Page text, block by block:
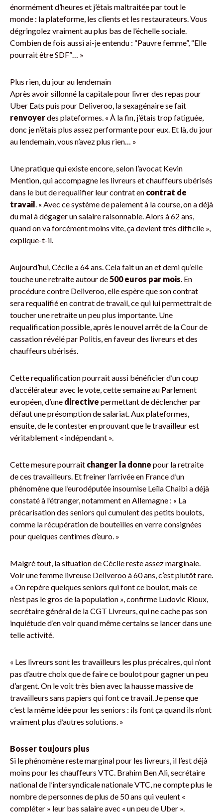
énormément d’heures et j’étais maltraitée par tout le
monde : la plateforme, les clients et les restaurateurs. Vous
dégringolez vraiment au plus bas de l’échelle sociale.
Combien de fois aussi ai-je entendu : “Pauvre femme”, “Elle
pourrait être SDF”… »
Plus rien, du jour au lendemain
Après avoir sillonné la capitale pour livrer des repas pour
Uber Eats puis pour Deliveroo, la sexagénaire se fait
renvoyerdes plateformes. « À la fin, j’étais trop fatiguée,
donc je n’étais plus assez performante pour eux. Et là, du jour
au lendemain, vous n’avez plus rien… »
Une pratique qui existe encore, selon l’avocat Kevin
Mention, qui accompagne les livreurs et chauffeurs ubérisés
dans le but de requalifier leur contrat en contrat de
travail . « Avec ce système de paiement à la course, on a déjà
du mal à dégager un salaire raisonnable. Alors à 62 ans,
quand on va forcément moins vite, ça devient très difficile »,
explique-t-il.
Aujourd’hui, Cécile a 64 ans. Cela fait un an et demi qu’elle
touche une retraite autour de 500 euros par mois . En
procédure contre Deliveroo, elle espère que son contrat
sera requalifié en contrat de travail, ce qui lui permettrait de
toucher une retraite un peu plus importante. Une
requalification possible, après le nouvel arrêt de la Cour de
cassation révélé par Politis, en faveur des livreurs et des
chauffeurs ubérisés.
Cette requalification pourrait aussi bénéficier d’un coup
d’accélérateur avec le vote, cette semaine au Parlement
européen, d’une directive permettant de déclencher par
défaut une présomption de salariat. Aux plateformes,
ensuite, de le contester en prouvant que le travailleur est
véritablement « indépendant ».
Cette mesure pourrait changer la donne pour la retraite
de ces travailleurs. Et freiner l’arrivée en France d’un
phénomène que l’eurodéputée insoumise Leïla Chaibi a déjà
constaté à l’étranger, notamment en Allemagne : « La
précarisation des seniors qui cumulent des petits boulots,
comme la récupération de bouteilles en verre consignées
pour quelques centimes d’euro. »
Malgré tout, la situation de Cécile reste assez marginale.
Voir une femme livreuse Deliveroo à 60 ans, c’est plutôt rare.
« On repère quelques seniors qui font ce boulot, mais ce
n’est pas le gros de la population », confirme Ludovic Rioux,
secrétaire général de la CGT Livreurs, qui ne cache pas son
inquiétude d’en voir quand même certains se lancer dans une
telle activité.
« Les livreurs sont les travailleurs les plus précaires, qui n’ont
pas d’autre choix que de faire ce boulot pour gagner un peu
d’argent. On le voit très bien avec la hausse massive de
travailleurs sans papiers qui font ce travail. Je pense que
c’est la même idée pour les seniors : ils font ça quand ils n’ont
vraiment plus d’autres solutions. »
Bosser toujours plus
Si le phénomène reste marginal pour les livreurs, il l’est déjà
moins pour les chauffeurs VTC. Brahim Ben Ali, secrétaire
national de l’intersyndicale nationale VTC, ne compte plus le
nombre de personnes de plus de 50 ans qui veulent «
compléter » leur bas salaire avec « un peu de Uber ».